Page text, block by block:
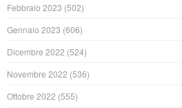
Febbraio 2023 (502)
Gennaio 2023 (606)
Dicembre 2022 (524)
Novembre 2022 (536)
Ottobre 2022 (555)